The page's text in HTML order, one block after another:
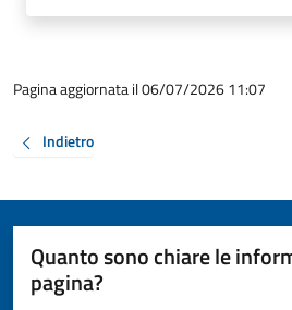
Pagina aggiornata il 06/07/2026 11:07
Indietro
Quanto sono chiare le
pagina?